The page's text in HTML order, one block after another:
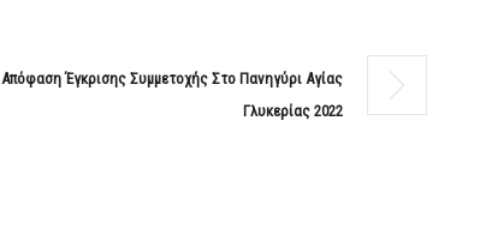
Απόφαση Έγκρισης Συμμετοχής Στο Πανηγύρι Αγίας
Γλυκερίας 2022